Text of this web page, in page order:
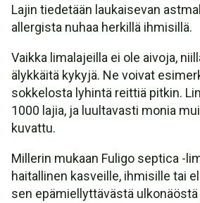
Lajin tiedetään laukaisevan
allergista nuhaa herkillä ihmisillä.
Vaikka limalajeilla ei ole aivoja,
älykkäitä kykyjä. Ne voivat
sokkelosta lyhintä reittiä pitkin.
1000 lajia, ja luultavasti monia
kuvattu.
Millerin mukaan Fuligo septica -
haitallinen kasveille, ihmisille tai
sen epämiellyttävästä